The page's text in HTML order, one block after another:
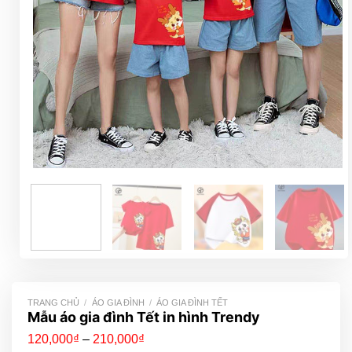
TRANG CHỦ / ÁO GIA ĐÌNH / ÁO GIA ĐÌNH TẾT
Mẫu áo gia đình Tết in hình Trendy
120,000₫ – 210,000₫